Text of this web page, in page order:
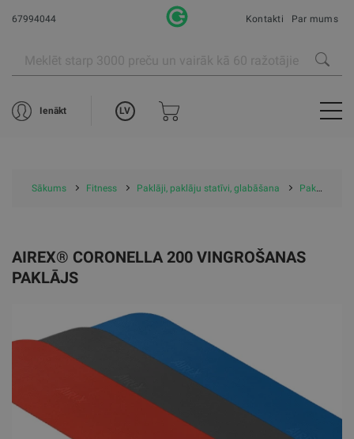
67994044 Kontakti Par mums
Ienākt LV
Sākums Fitness Paklāji, paklāju statīvi, glabāšana Paklāji
AIREX® CORONELLA 200 VINGROŠANAS
PAKLĀJS